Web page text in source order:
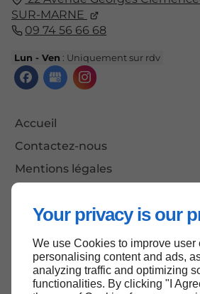
Your privacy is our
We use Cookies to improve user
personalising content and ads,
analyzing traffic and optimizing
functionalities. By clicking "I
SUR-MARNE
09 74 56 66 68
Lun - Ven : Uniquement sur rdv
Accueil
Contactez-nous
Mentions légales
Haut de